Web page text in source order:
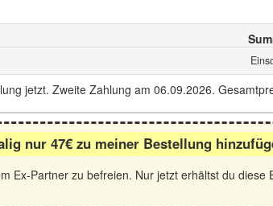
jetzt. Zweite Zahlung am 06.09.2026.
nur 47€ zu meiner Bestellung
Ex-Partner zu befreien. Nur jetzt erhältst du diese